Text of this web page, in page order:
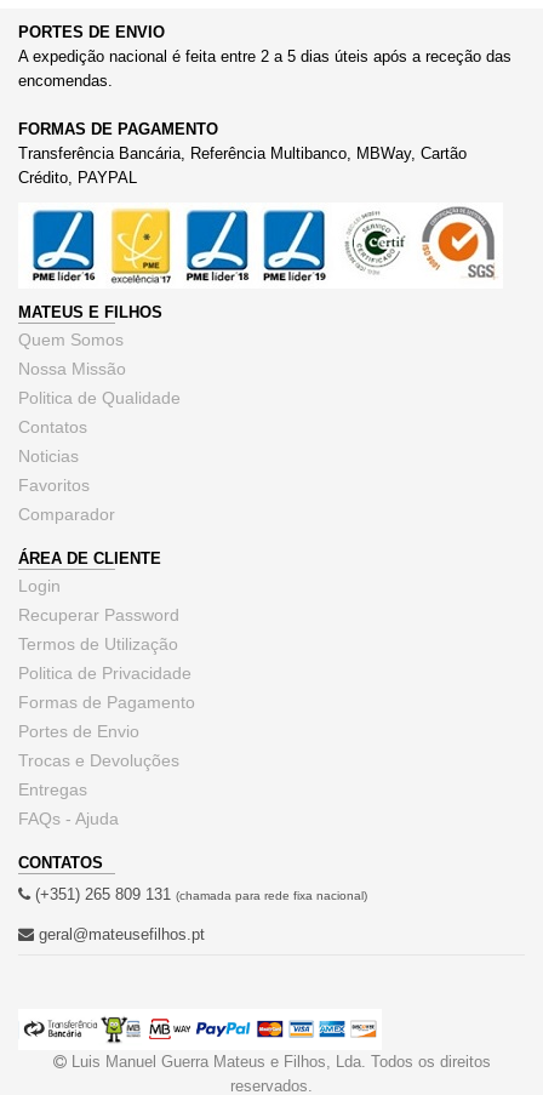
PORTES DE ENVIO
A expedição nacional é feita entre 2 a 5 dias úteis após a receção das
encomendas.
FORMAS DE PAGAMENTO
Transferência Bancária, Referência Multibanco, MBWay, Cartão
Crédito, PAYPAL
MATEUS E FILHOS
Quem Somos
Nossa Missão
Politica de Qualidade
Contatos
Noticias
Favoritos
Comparador
ÁREA DE CLIENTE
Login
Recuperar Password
Termos de Utilização
Politica de Privacidade
Formas de Pagamento
Portes de Envio
Trocas e Devoluções
Entregas
FAQs - Ajuda
CONTATOS
(+351) 265 809 131 (chamada para rede fixa nacional)
geral@mateusefilhos.pt
Luis Manuel Guerra Mateus e Filhos, Lda. Todos os direitos
reservados.